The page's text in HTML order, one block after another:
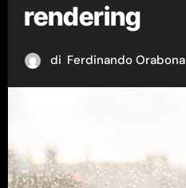
rendering
di Ferdinando Orabona